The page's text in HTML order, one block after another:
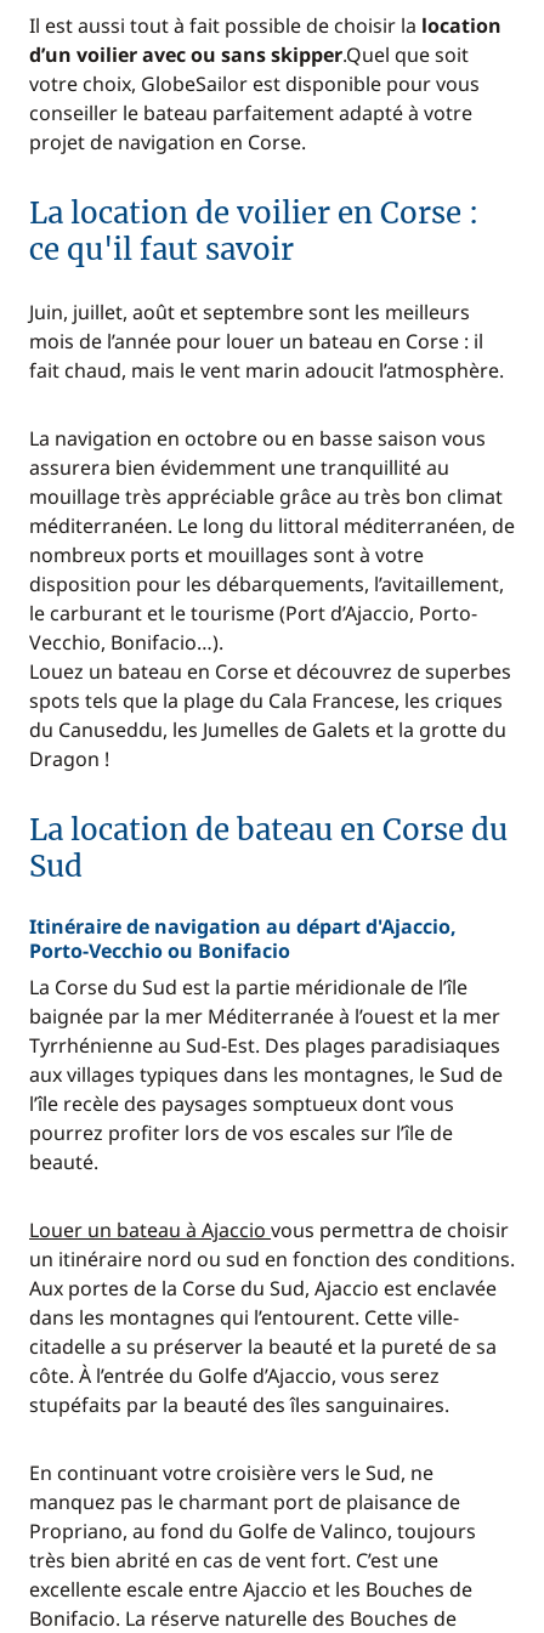
Il est aussi tout à fait possible de choisir la location
d’un voilier avec ou sans skipper.Quel que soit
votre choix, GlobeSailor est disponible pour vous
conseiller le bateau parfaitement adapté à votre
projet de navigation en Corse.
La location de voilier en Corse :
ce qu'il faut savoir
Juin, juillet, août et septembre sont les meilleurs
mois de l’année pour louer un bateau en Corse : il
fait chaud, mais le vent marin adoucit l’atmosphère.
La navigation en octobre ou en basse saison vous
assurera bien évidemment une tranquillité au
mouillage très appréciable grâce au très bon climat
méditerranéen. Le long du littoral méditerranéen, de
nombreux ports et mouillages sont à votre
disposition pour les débarquements, l’avitaillement,
le carburant et le tourisme (Port d’Ajaccio, Porto-
Vecchio, Bonifacio…).
Louez un bateau en Corse et découvrez de superbes
spots tels que la plage du Cala Francese, les criques
du Canuseddu, les Jumelles de Galets et la grotte du
Dragon !
La location de bateau en Corse du
Sud
Itinéraire de navigation au départ d'Ajaccio,
Porto-Vecchio ou Bonifacio
La Corse du Sud est la partie méridionale de l’île
baignée par la mer Méditerranée à l’ouest et la mer
Tyrrhénienne au Sud-Est. Des plages paradisiaques
aux villages typiques dans les montagnes, le Sud de
l’île recèle des paysages somptueux dont vous
pourrez profiter lors de vos escales sur l’île de
beauté.
Louer un bateau à Ajaccio vous permettra de choisir
un itinéraire nord ou sud en fonction des conditions.
Aux portes de la Corse du Sud, Ajaccio est enclavée
dans les montagnes qui l’entourent. Cette ville-
citadelle a su préserver la beauté et la pureté de sa
côte. À l’entrée du Golfe d’Ajaccio, vous serez
stupéfaits par la beauté des îles sanguinaires.
En continuant votre croisière vers le Sud, ne
manquez pas le charmant port de plaisance de
Propriano, au fond du Golfe de Valinco, toujours
très bien abrité en cas de vent fort. C’est une
excellente escale entre Ajaccio et les Bouches de
Bonifacio. La réserve naturelle des Bouches de